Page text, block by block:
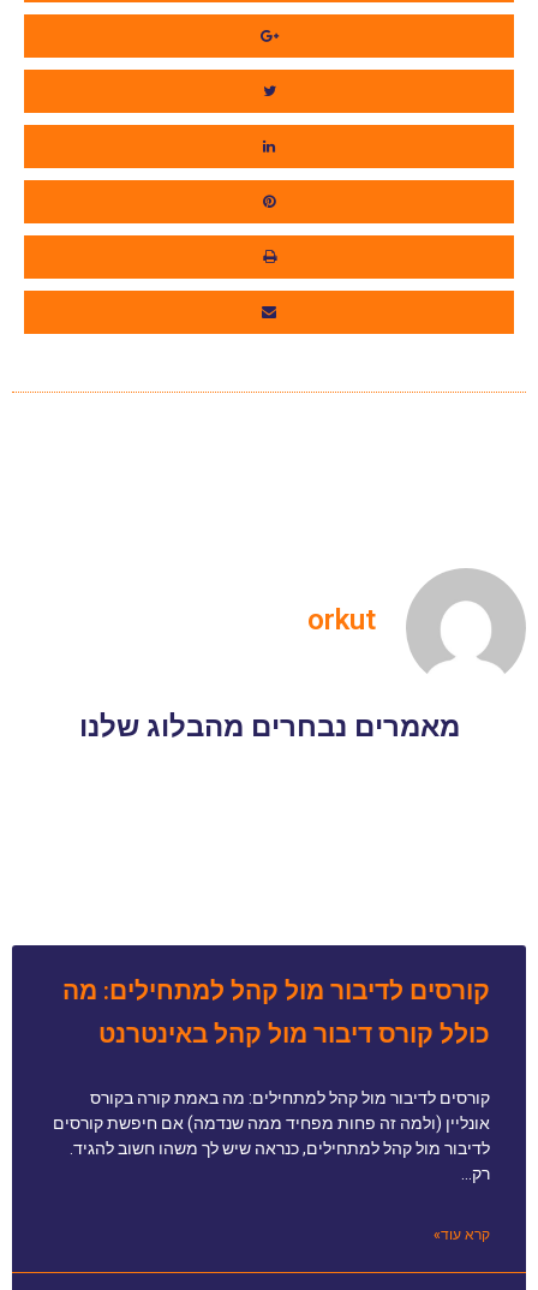
orkut
מאמרים נבחרים מהבלוג שלנו
קורסים לדיבור מול קהל למתחילים: מה
כולל קורס דיבור מול קהל באינטרנט
קורסים לדיבור מול קהל למתחילים: מה באמת קורה בקורס
אונליין (ולמה זה פחות מפחיד ממה שנדמה) אם חיפשת קורסים
לדיבור מול קהל למתחילים, כנראה שיש לך משהו חשוב להגיד.
רק…
קרא עוד»